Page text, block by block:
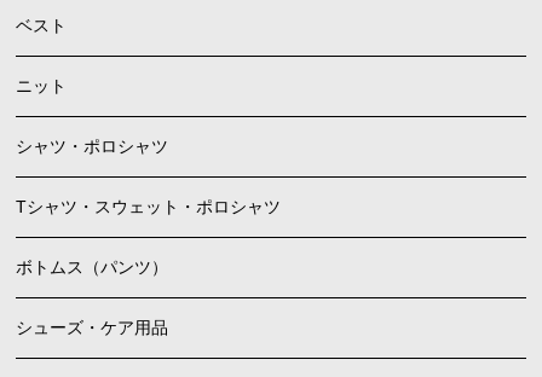
ベスト
ニット
シャツ・ポロシャツ
Tシャツ・スウェット・ポロシャツ
ボトムス（パンツ）
シューズ・ケア用品